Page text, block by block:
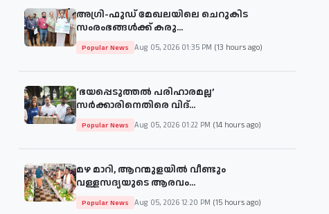
അഗ്രി-ഫുഡ് മേഖലയിലെ ചെറുകിട
സംരംഭങ്ങൾക്ക് കരു...
Popular News Aug 05, 2026 01:35 PM (13 hours ago)
‘ഭയപ്പെടുത്തൽ പരിഹാരമല്ല’
സർക്കാരിനെതിരെ വിദ്...
Popular News Aug 05, 2026 01:22 PM (14 hours ago)
മഴ മാറി, ആറന്മുളയിൽ വീണ്ടും
വള്ളസദ്യയുടെ ആരവം...
Popular News Aug 05, 2026 12:20 PM (15 hours ago)